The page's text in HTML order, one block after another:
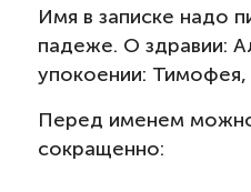
Имя в записке надо
падеже. О здравии:
упокоении:
Перед именем
сокращенно: